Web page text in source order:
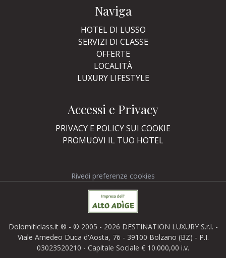
Naviga
HOTEL DI LUSSO
SERVIZI DI CLASSE
OFFERTE
LOCALITÀ
LUXURY LIFESTYLE
Accessi e Privacy
PRIVACY E POLICY SUI COOKIE
PROMUOVI IL TUO HOTEL
Rivedi preferenze cookies
Dolomiticlass.it ® - © 2005 - 2026 DESTINATION LUXURY S.r.l. -
Viale Amedeo Duca d'Aosta, 76 - 39100 Bolzano (BZ) - P.I.
03023520210 - Capitale Sociale € 10.000,00 i.v.